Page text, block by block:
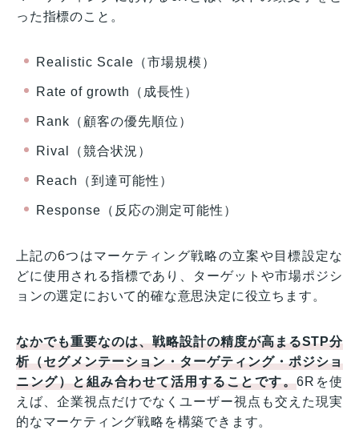
った指標のこと。
Realistic Scale（市場規模）
Rate of growth（成長性）
Rank（顧客の優先順位）
Rival（競合状況）
Reach（到達可能性）
Response（反応の測定可能性）
上記の6つはマーケティング戦略の立案や目標設定な
どに使用される指標であり、ターゲットや市場ポジシ
ョンの選定において的確な意思決定に役立ちます。
なかでも重要なのは、戦略設計の精度が高まるSTP分
析（セグメンテーション・ターゲティング・ポジショ
ニング）と組み合わせて活用することです。6Rを使
えば、企業視点だけでなくユーザー視点も交えた現実
的なマーケティング戦略を構築できます。